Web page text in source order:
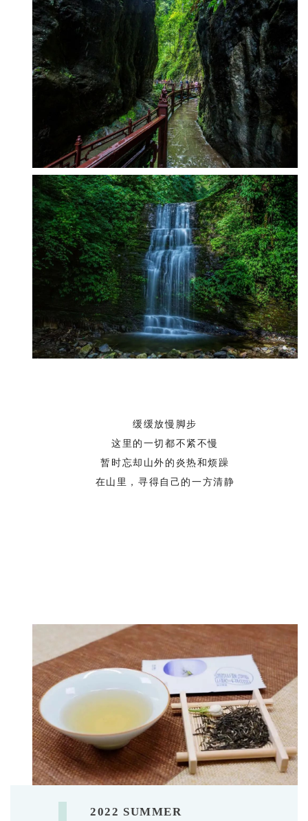
缓缓放慢脚步
这里的一切都不紧不慢
暂时忘却山外的炎热和烦躁
在山里，寻得自己的一方清静
2022 SUMMER